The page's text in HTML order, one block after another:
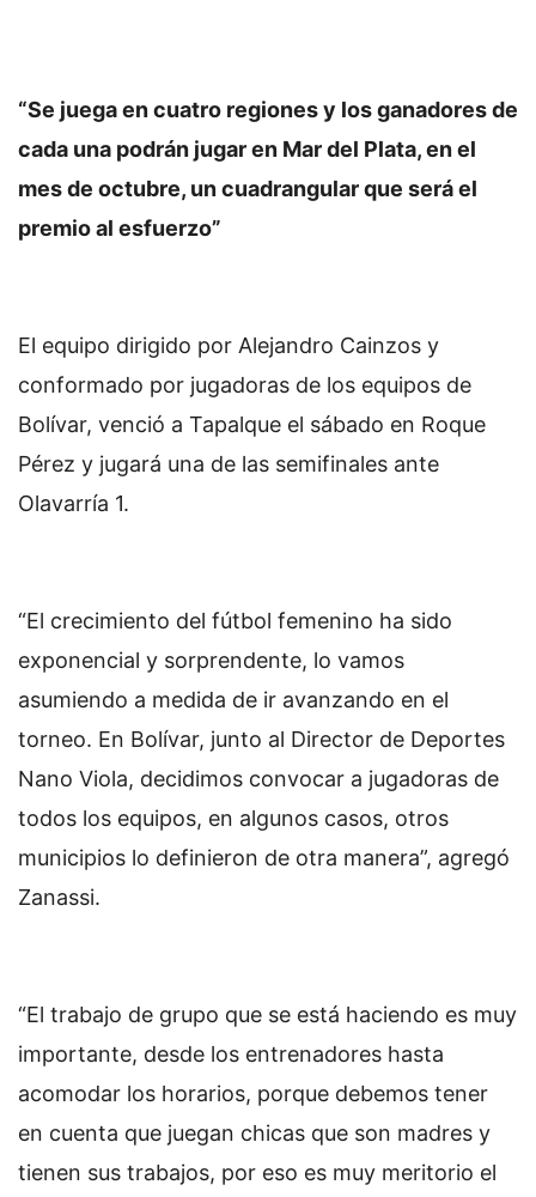
“Se juega en cuatro regiones y los ganadores de
cada una podrán jugar en Mar del Plata, en el
mes de octubre, un cuadrangular que será el
premio al esfuerzo”
El equipo dirigido por Alejandro Cainzos y
conformado por jugadoras de los equipos de
Bolívar, venció a Tapalque el sábado en Roque
Pérez y jugará una de las semifinales ante
Olavarría 1.
“El crecimiento del fútbol femenino ha sido
exponencial y sorprendente, lo vamos
asumiendo a medida de ir avanzando en el
torneo. En Bolívar, junto al Director de Deportes
Nano Viola, decidimos convocar a jugadoras de
todos los equipos, en algunos casos, otros
municipios lo definieron de otra manera”, agregó
Zanassi.
“El trabajo de grupo que se está haciendo es muy
importante, desde los entrenadores hasta
acomodar los horarios, porque debemos tener
en cuenta que juegan chicas que son madres y
tienen sus trabajos, por eso es muy meritorio el